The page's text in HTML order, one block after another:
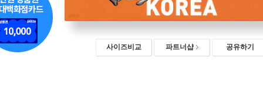
사이즈비교 파트너샵 공유하기